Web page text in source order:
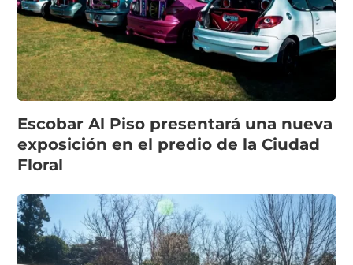
Escobar Al Piso presentará una nueva
exposición en el predio de la Ciudad
Floral